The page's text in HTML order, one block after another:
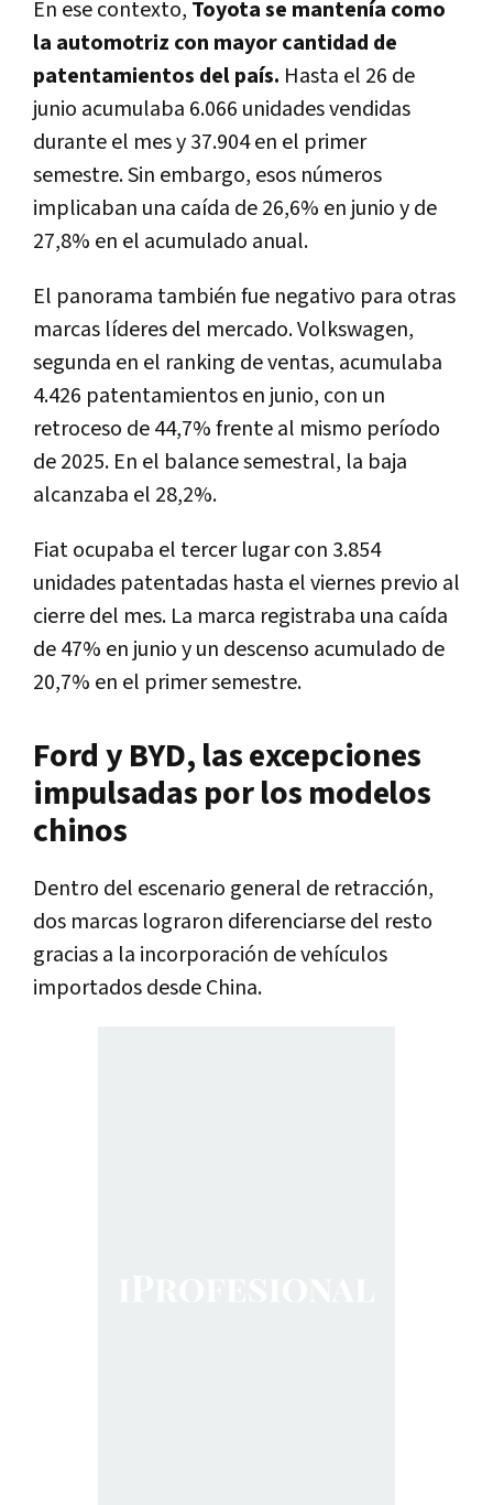
En ese contexto, Toyota se mantenía como
la automotriz con mayor cantidad de
patentamientos del país. Hasta el 26 de
junio acumulaba 6.066 unidades vendidas
durante el mes y 37.904 en el primer
semestre. Sin embargo, esos números
implicaban una caída de 26,6% en junio y de
27,8% en el acumulado anual.
El panorama también fue negativo para otras
marcas líderes del mercado. Volkswagen,
segunda en el ranking de ventas, acumulaba
4.426 patentamientos en junio, con un
retroceso de 44,7% frente al mismo período
de 2025. En el balance semestral, la baja
alcanzaba el 28,2%.
Fiat ocupaba el tercer lugar con 3.854
unidades patentadas hasta el viernes previo al
cierre del mes. La marca registraba una caída
de 47% en junio y un descenso acumulado de
20,7% en el primer semestre.
Ford y BYD, las excepciones
impulsadas por los modelos
chinos
Dentro del escenario general de retracción,
dos marcas lograron diferenciarse del resto
gracias a la incorporación de vehículos
importados desde China.